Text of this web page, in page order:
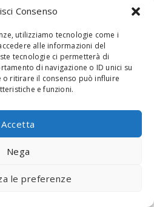
Consenso
utilizziamo tecnologie come i
alle informazioni del
tecnologie ci permetterà di
di navigazione o ID unici su
o ritirare il consenso può influire
e funzioni.
Accetta
Nega
le preferenze
Menu realizzato da